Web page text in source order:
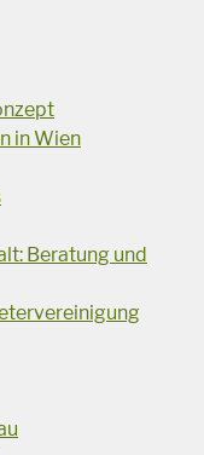
in Wien
Beratung und